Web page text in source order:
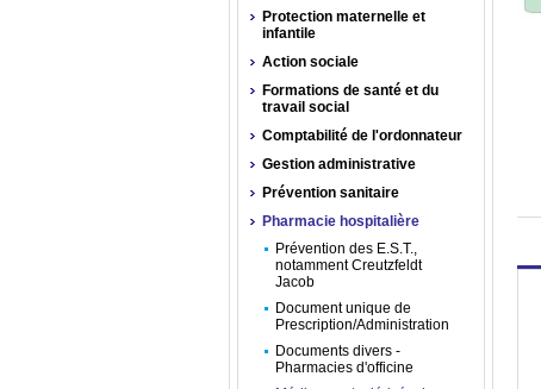
Protection maternelle et
infantile
Action sociale
Formations de santé et du
travail social
Comptabilité de l'ordonnateur
Gestion administrative
Prévention sanitaire
Pharmacie hospitalière
Prévention des E.S.T.,
notamment Creutzfeldt
Jacob
Document unique de
Prescription/Administration
Documents divers -
Pharmacies d'officine